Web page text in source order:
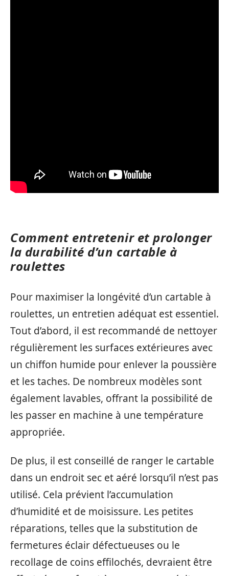
Comment entretenir et prolonger
la durabilité d’un cartable à
roulettes
Pour maximiser la longévité d’un cartable à
roulettes, un entretien adéquat est essentiel.
Tout d’abord, il est recommandé de nettoyer
régulièrement les surfaces extérieures avec
un chiffon humide pour enlever la poussière
et les taches. De nombreux modèles sont
également lavables, offrant la possibilité de
les passer en machine à une température
appropriée.
De plus, il est conseillé de ranger le cartable
dans un endroit sec et aéré lorsqu’il n’est pas
utilisé. Cela prévient l’accumulation
d’humidité et de moisissure. Les petites
réparations, telles que la substitution de
fermetures éclair défectueuses ou le
recollage de coins effilochés, devraient être